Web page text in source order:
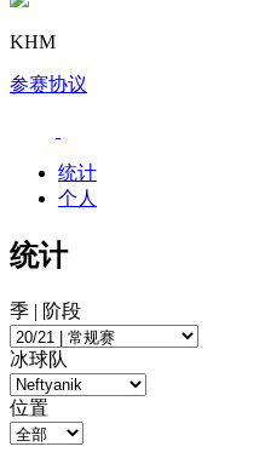
KHM
参赛协议
统计
个人
统计
季 | 阶段
冰球队
位置